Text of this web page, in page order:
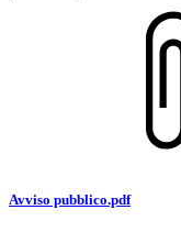
Avviso pubblico.pdf